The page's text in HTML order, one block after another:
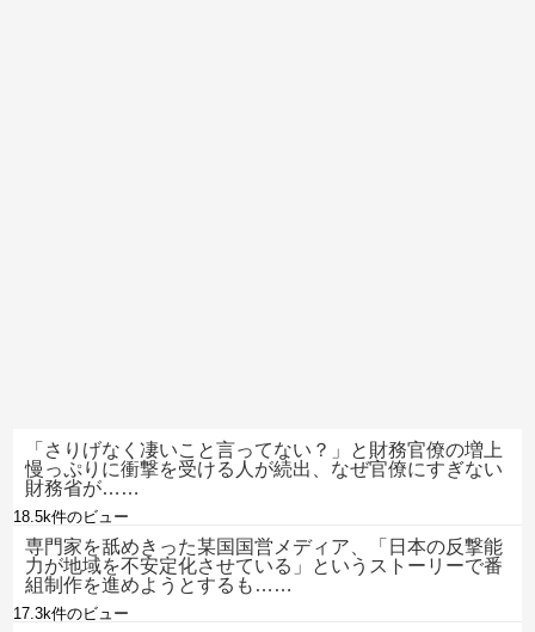
「さりげなく凄いこと言ってない？」と財務官僚の増上
慢っぷりに衝撃を受ける人が続出、なぜ官僚にすぎない
財務省が……
18.5k件のビュー
専門家を舐めきった某国国営メディア、「日本の反撃能
力が地域を不安定化させている」というストーリーで番
組制作を進めようとするも……
17.3k件のビュー